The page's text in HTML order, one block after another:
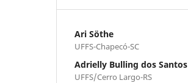
Ari Söthe
UFFS-Chapecó-SC
Adrielly Bulling dos Santos
UFFS/Cerro Largo-RS